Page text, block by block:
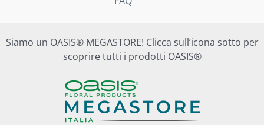
Siamo un OASIS® MEGASTORE! Clicca sull’icona sotto per
scoprire tutti i prodotti OASIS®